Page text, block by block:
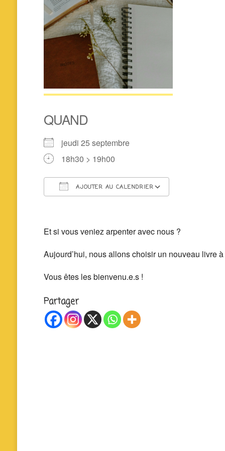
QUAND
jeudi 25 septembre
18h30 > 19h00
AJOUTER AU CALENDRIER
Et si vous veniez arpenter avec nous ?
Aujourd’hui, nous allons choisir un nouveau livre
Vous êtes les bienvenu.e.s !
Partager